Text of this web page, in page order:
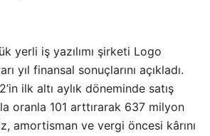
yerli iş yazılımı şirketi Logo
yıl finansal sonuçlarını açıkladı.
ilk altı aylık döneminde satış
oranla 101 arttırarak 637 milyon
amortisman ve vergi öncesi kârını